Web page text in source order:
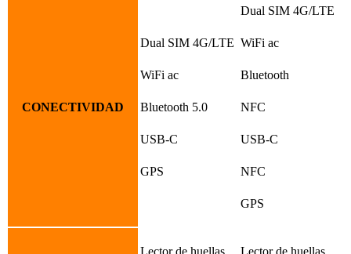
CONECTIVIDAD
Dual SIM 4G/LTE
WiFi ac
Bluetooth 5.0
USB-C
GPS
Dual SIM 4G/LTE
WiFi ac
Bluetooth
NFC
USB-C
NFC
GPS
Lector de huellas Lector de huellas